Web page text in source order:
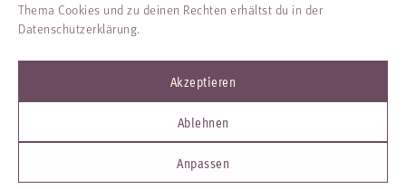
Thema Cookies und zu deinen Rechten erhältst du in der
Datenschutzerklärung.
Akzeptieren
Ablehnen
Anpassen
NEWSLETTER MAGAZIN DATENSCHUTZ
IMPRESSUM
KONTAKT